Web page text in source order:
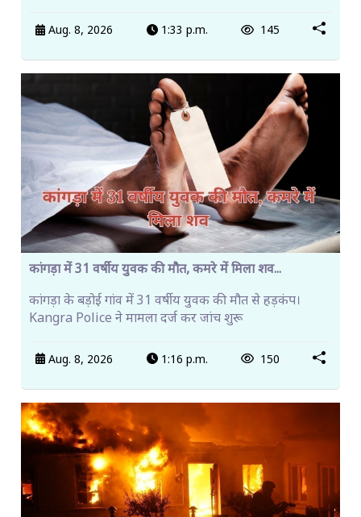
Aug. 8, 2026 1:33 p.m. 145
कांगड़ा में 31 वर्षीय युवक की मौत, कमरे में मिला शव...
कांगड़ा के बड़ोई गांव में 31 वर्षीय युवक की मौत से हड़कंप।
Kangra Police ने मामला दर्ज कर जांच शुरू
Aug. 8, 2026 1:16 p.m. 150